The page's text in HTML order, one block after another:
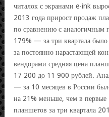
читалок с экранами e-ink
2013 года прирост продаж
по сравнению с аналогичным
179% — за три квартала
за постоянно нарастающей
вендорами средняя цена
17 200 до 11 900 рублей.
— за 10 месяцев в России
на 21% меньше, чем в
планшетов за три квартала